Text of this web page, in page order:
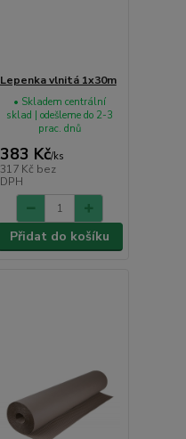
Lepenka vlnitá 1x30m
383 Kč/ks
317 Kč bez
DPH
• Skladem centrální
sklad | odešleme do 2-3
prac. dnů
Přidat do košíku